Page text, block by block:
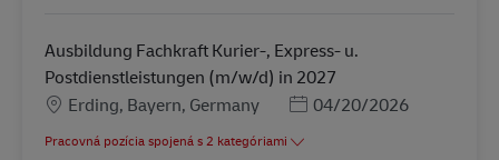
Ausbildung Fachkraft Kurier-, Express- u.
Postdienstleistungen (m/w/d) in 2027
MiestoErding, Bayern, Germany Posted Date
04/20/2026
Pracovná pozícia spojená s 2 kategóriami